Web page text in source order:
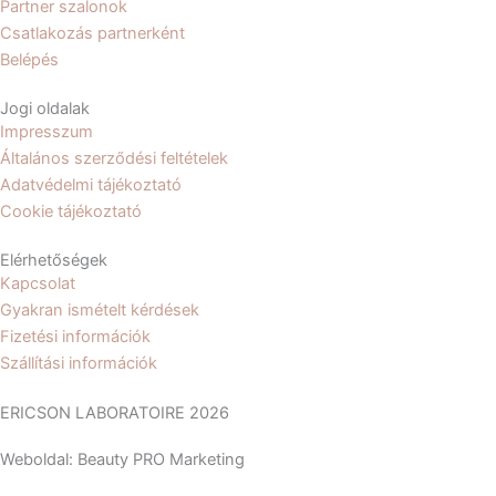
m
Partner szalonok
Csatlakozás partnerként
Belépés
Jogi oldalak
Impresszum
Általános szerződési feltételek
Adatvédelmi tájékoztató
Cookie tájékoztató
Elérhetőségek
Kapcsolat
Gyakran ismételt kérdések
Fizetési információk
Szállítási információk
ERICSON LABORATOIRE 2026
Weboldal: Beauty PRO Marketing